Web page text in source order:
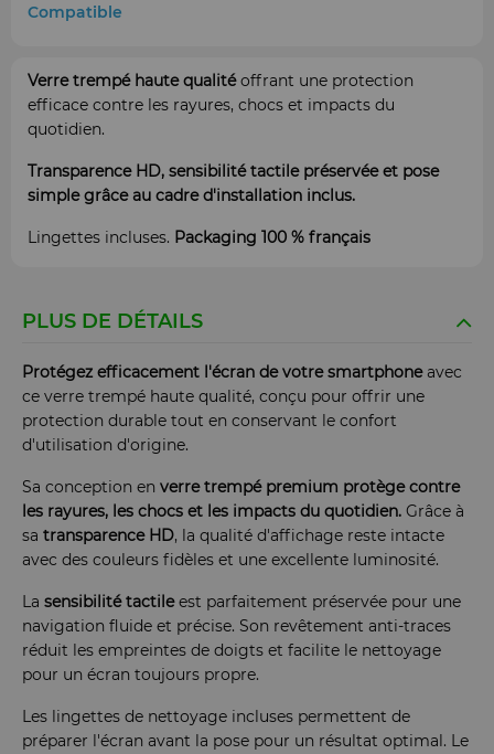
Compatible
Verre trempé haute qualitéoffrant une protection
efficace contre les rayures, chocs et impacts du
quotidien.
Transparence HD, sensibilité tactile préservée et pose
simple grâce au cadre d'installation inclus.
Lingettes incluses. Packaging 100 % français
PLUS DE DÉTAILS
Protégez efficacement l'écran de votre smartphoneavec
ce verre trempé haute qualité, conçu pour offrir une
protection durable tout en conservant le confort
d'utilisation d'origine.
Sa conception en verre trempé premium protège contre
les rayures, les chocs et les impacts du quotidien. Grâce à
sa transparence HD, la qualité d'affichage reste intacte
avec des couleurs fidèles et une excellente luminosité.
La sensibilité tactileest parfaitement préservée pour une
navigation fluide et précise. Son revêtement anti-traces
réduit les empreintes de doigts et facilite le nettoyage
pour un écran toujours propre.
Les lingettes de nettoyage incluses permettent de
préparer l'écran avant la pose pour un résultat optimal. Le